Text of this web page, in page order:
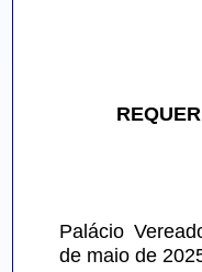
Palácio
de maio de